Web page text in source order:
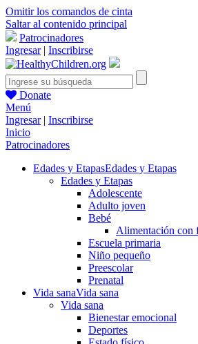
Omitir los comandos de cinta
Saltar al contenido principal
Patrocinadores
Ingresar| Inscribirse
Donate
Menú
Ingresar| Inscribirse
Inicio
Patrocinadores
Edades y EtapasEdades y Etapas
Edades y Etapas
Adolescente
Adulto joven
Bebé
Alimentación con
Escuela primaria
Niño pequeño
Preescolar
Prenatal
Vida sanaVida sana
Vida sana
Bienestar emocional
Deportes